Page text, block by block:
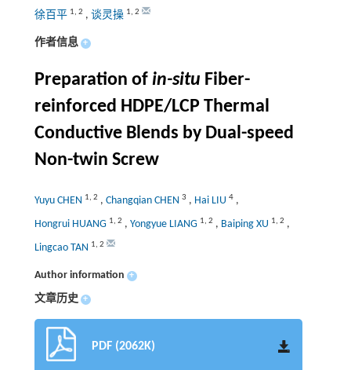
徐百平 1, 2 , 谈灵操 1, 2
作者信息 +
Preparation of in-situ Fiber-
reinforced HDPE/LCP Thermal
Conductive Blends by Dual-speed
Non-twin Screw
Yuyu CHEN 1, 2 , Changqian CHEN 3 , Hai LIU 4,
Hongrui HUANG 1, 2 , Yongyue LIANG 1, 2 , Baiping XU 1, 2 ,
Lingcao TAN 1, 2
Author information +
文章历史 +
PDF (2062K)